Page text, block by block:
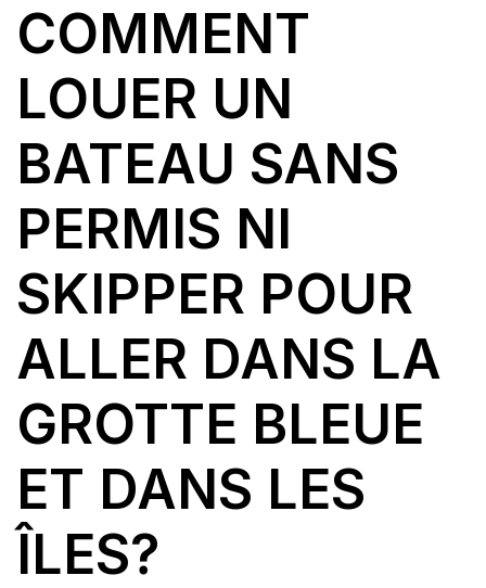
COMMENT
LOUER UN
BATEAU SANS
PERMIS NI
SKIPPER POUR
ALLER DANS LA
GROTTE BLEUE
ET DANS LES
ÎLES?